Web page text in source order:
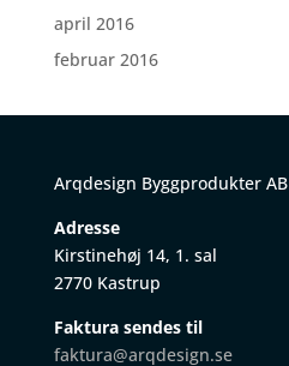
april 2016
februar 2016
Arqdesign Byggprodukter AB
Adresse
Kirstinehøj 14, 1. sal
2770 Kastrup
Faktura sendes til
faktura@arqdesign.se